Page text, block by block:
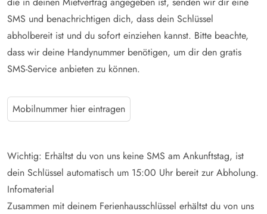
SMS und benachrichtigen dich, dass dein Schlüssel
abholbereit ist und du sofort einziehen kannst. Bitte beachte,
dass wir deine Handynummer benötigen, um dir den gratis
SMS-Service anbieten zu können.
Mobilnummer hier eintragen
Wichtig: Erhältst du von uns keine SMS am Ankunftstag, ist
dein Schlüssel automatisch um 15:00 Uhr bereit zur Abholung.
Infomaterial
Zusammen mit deinem Ferienhausschlüssel erhältst du von uns